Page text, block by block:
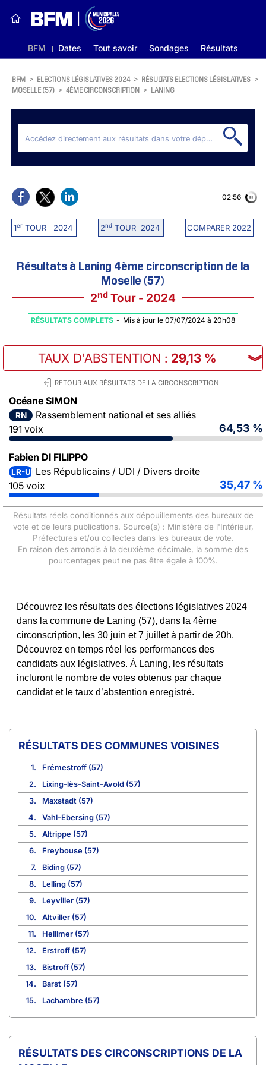
BFM Dates Tout savoir Sondages Résultats
BFM > ELECTIONS LÉGISLATIVES 2024 > RÉSULTATS ELECTIONS LÉGISLATIVES >
MOSELLE (57) > 4ÈME CIRCONSCRIPTION > LANING
1erTOUR 2024 2ndTOUR 2024 COMPARER 2022
02:56
Résultats à Laning 4ème circonscription de la
Moselle (57)
2nd Tour - 2024
RÉSULTATS COMPLETS - Mis à jour le 07/07/2024 à 20h08
TAUX D'ABSTENTION : 29,13 % ︾
RETOUR AUX RÉSULTATS DE LA CIRCONSCRIPTION
Océane SIMON
RN
Rassemblement national et ses alliés
191 voix
64,53 %
Fabien DI FILIPPO
LR-UDI-DVDLes Républicains / UDI / Divers droite
105 voix
35,47 %
Résultats réels conditionnés aux dépouillements des bureaux de
vote et de leurs publications. Source(s) : Ministère de l'Intérieur,
Préfectures et/ou collectes dans les bureaux de vote.
En raison des arrondis à la deuxième décimale, la somme des
pourcentages peut ne pas être égale à 100%.
Découvrez les résultats des élections législatives 2024
dans la commune de Laning (57), dans la 4ème
circonscription, les 30 juin et 7 juillet à partir de 20h.
Découvrez en temps réel les performances des
candidats aux législatives. À Laning, les résultats
incluront le nombre de votes obtenus par chaque
candidat et le taux d’abstention enregistré.
COMMUNES VOISINES
1.
Frémestroff (57)
2.
Lixing-lès-Saint-Avold (57)
3.
Maxstadt (57)
4.
Vahl-Ebersing (57)
5.
Altrippe (57)
6.
Freybouse (57)
7.
Biding (57)
8.
Lelling (57)
9.
Leyviller (57)
10.
Altviller (57)
11.
Hellimer (57)
12.
Erstroff (57)
13.
Bistroff (57)
14.
Barst (57)
15.
Lachambre (57)
CIRCONSCRIPTIONS DE LA